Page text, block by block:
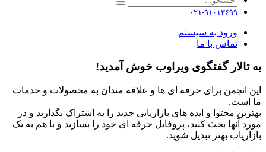
۰۲۱-۹۱۰۱۳۶۹۹
ورود به سیستم
تماس با ما
به تالار گفتگوی ویراوب خوش آمدید!
این انجمن برای حرفه ای ها و علاقه مندان به محصولات و خدمات
ما است.
بهترین محتوا و ایده های بازاریابی جدید را به اشتراک بگذارید و در
مورد آنها بحث کنید، پروفایل حرفه ای خود را بسازید و با هم به یک
بازاریاب بهتر تبدیل شوید.